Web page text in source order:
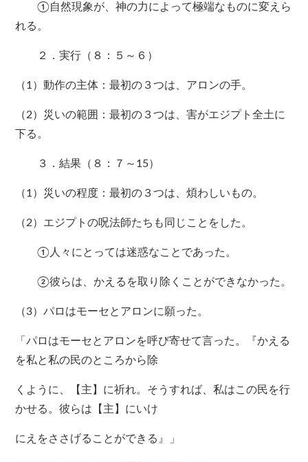
①自然現象が、神の力によって極端なものに変えら
れる。
２．実行（８：５～６）
（1）動作の主体：最初の３つは、アロンの手。
（2）災いの範囲：最初の３つは、害がエジプト全土に
下る。
３．結果（８：７～15）
（1）災いの程度：最初の３つは、煩わしいもの。
（2）エジプトの呪法師たちも同じことをした。
①人々にとっては迷惑なことであった。
②彼らは、かえるを取り除くことができなかった。
（3）パロはモーセとアロンに願った。
「パロはモーセとアロンを呼び寄せて言った。『かえる
を私と私の民のところから除
くように、【主】に祈れ。そうすれば、私はこの民を行
かせる。彼らは【主】にいけ
にえをささげることができる』」